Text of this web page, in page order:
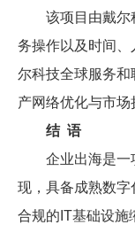
该项目由戴尔
务操作以及时间
尔科技全球服务
产网络优化与市场
结 语
企业出海是一
现，具备成熟数
合规的IT基础设施